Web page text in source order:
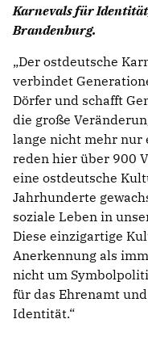
Karnevals für
Brandenburg.
Der ostdeutsche
verbindet
Dörfer und schafft
die große
lange nicht mehr nur
reden hier über 900
eine ostdeutsche
Jahrhunderte
soziale Leben in
Diese einzigartige
Anerkennung als
nicht um
für das Ehrenamt
Identität.“